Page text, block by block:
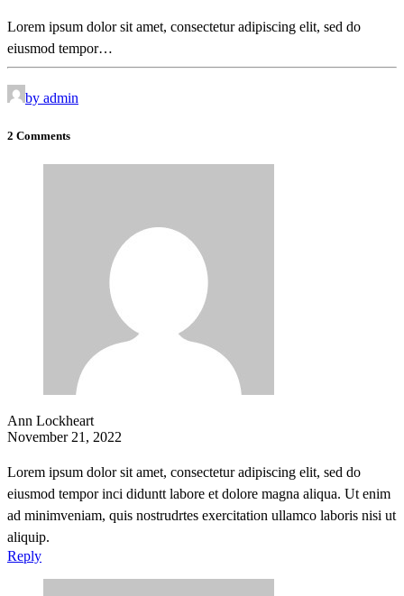
Lorem ipsum dolor sit amet, consectetur adipiscing elit, sed do
eiusmod tempor…
by admin
2 Comments
Ann Lockheart
November 21, 2022
Lorem ipsum dolor sit amet, consectetur adipiscing elit, sed do
eiusmod tempor inci diduntt labore et dolore magna aliqua. Ut enim
ad minimveniam, quis nostrudrtes exercitation ullamco laboris nisi ut
aliquip.
Reply